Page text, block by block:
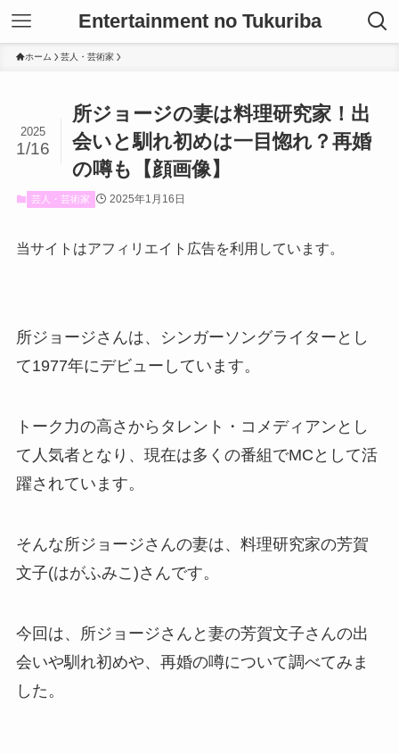
Entertainment no Tukuriba
ホーム 芸人・芸術家
所ジョージの妻は料理研究家！出
会いと馴れ初めは一目惚れ？再婚
の噂も【顔画像】
2025
1/16
芸人・芸術家 2025年1月16日
当サイトはアフィリエイト広告を利用しています。
所ジョージさんは、シンガーソングライターとし
て1977年にデビューしています。
トーク力の高さからタレント・コメディアンとし
て人気者となり、現在は多くの番組でMCとして活
躍されています。
そんな所ジョージさんの妻は、料理研究家の芳賀
文子(はがふみこ)さんです。
今回は、所ジョージさんと妻の芳賀文子さんの出
会いや馴れ初めや、再婚の噂について調べてみま
した。